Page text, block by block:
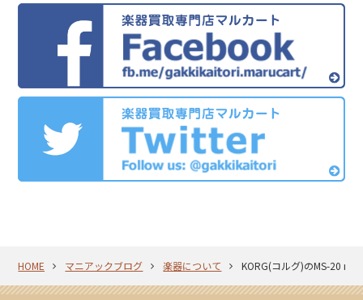
HOME マニアックブログ 楽器について KORG(コルグ)のMS-20